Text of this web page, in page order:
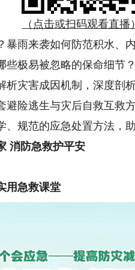
（点击或扫码观看直播）
来袭如何防范积水、内
些极易被忽略的保命细节
灾害成因机制，深度剖
避险逃生与灾后自救互救
规范的应急处置方法，
消防急救护平安
急救课堂